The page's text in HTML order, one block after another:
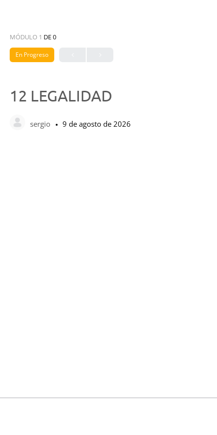
MÓDULO 1 DE 0
En Progreso
12 LEGALIDAD
sergio 9 de agosto de 2026